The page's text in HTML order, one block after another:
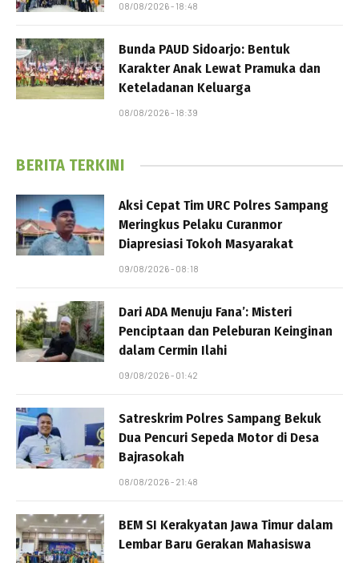
08/08/2026 - 18:48
Bunda PAUD Sidoarjo: Bentuk
Karakter Anak Lewat Pramuka dan
Keteladanan Keluarga
08/08/2026 - 18:39
BERITA TERKINI
Aksi Cepat Tim URC Polres Sampang
Meringkus Pelaku Curanmor
Diapresiasi Tokoh Masyarakat
09/08/2026 - 08:18
Dari ADA Menuju Fana’: Misteri
Penciptaan dan Peleburan Keinginan
dalam Cermin Ilahi
09/08/2026 - 01:42
Satreskrim Polres Sampang Bekuk
Dua Pencuri Sepeda Motor di Desa
Bajrasokah
08/08/2026 - 21:48
BEM SI Kerakyatan Jawa Timur dalam
Lembar Baru Gerakan Mahasiswa